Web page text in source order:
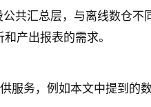
共汇总层，与离线数仓
产出报表的需求。
服务，例如本文中提到的